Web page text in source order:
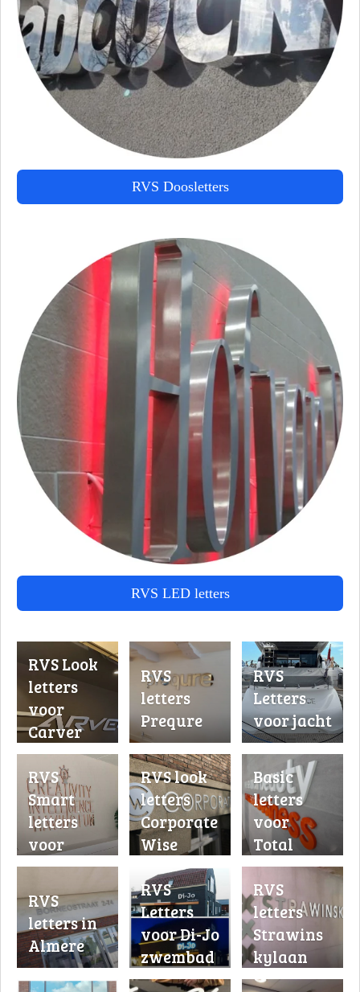
RVS Doosletters
RVS LED letters
RVS Look
letters
voor
Carver
RVS
letters
Prequre
RVS
Letters
voor jacht
RVS
Smart
letters
voor
Home
Health
Products
RVS look
letters
Corporate
Wise
Basic
letters
voor
Total
Design
RVS
letters in
Almere
RVS
Letters
voor Di-Jo
zwembad
en
RVS
letters
Strawins
kylaan